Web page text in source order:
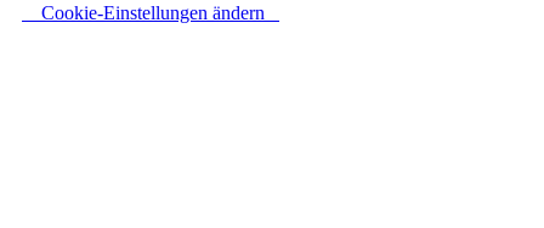
Cookie-Einstellungen ändern